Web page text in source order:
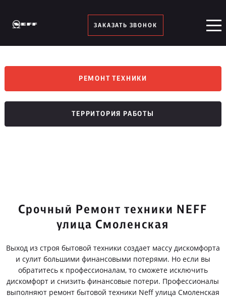
ЗАКАЗАТЬ ЗВОНОК
РЕМОНТ ТЕХНИКИ
ТЕРРИТОРИЯ РАБОТЫ
Срочный Ремонт техники NEFF
улица Смоленская
Выход из строя бытовой техники создает массу дискомфорта
и сулит большими финансовыми потерями. Но если вы
обратитесь к профессионалам, то сможете исключить
дискомфорт и снизить финансовые потери. Профессионалы
выполняют ремонт бытовой техники Neff улица Смоленская